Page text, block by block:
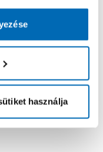
használja